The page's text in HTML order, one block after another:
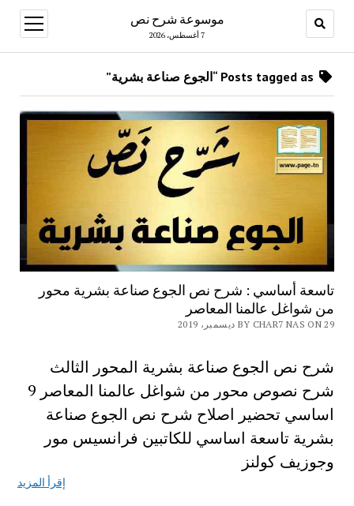
موسوعة شرح نص
7 أغسطس، 2026
open
menu
تاسعة أساسي : شرح نص الجوع صناعة بشرية محور
من شواغل عالمنا المعاصر
BY CHAR7 NAS ON 29 ديسمبر، 2019
شرح نص الجوع صناعة بشرية المحور الثالث
شرح نصوص محور من شواغل عالمنا المعاصر 9
اساسي تحضير اصلاح شرح نص الجوع صناعة
بشرية تاسعة اساسي للكاتبين فرانسیس مور
وجوزيف كولنز
إقرأ المزيد